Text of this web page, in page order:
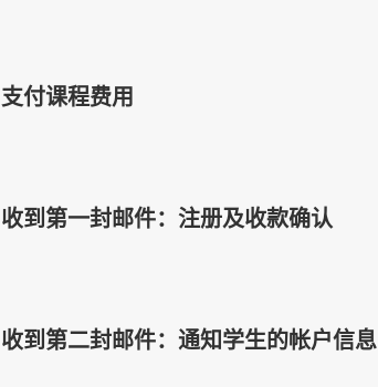
支付课程费用
收到第一封邮件：注册及收款确认
收到第二封邮件：通知学生的帐户信息